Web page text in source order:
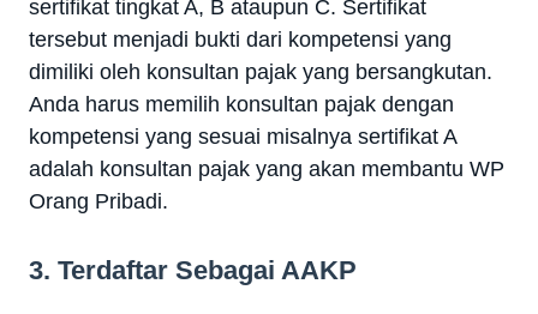
sertifikat tingkat A, B ataupun C. Sertifikat
tersebut menjadi bukti dari kompetensi yang
dimiliki oleh konsultan pajak yang bersangkutan.
Anda harus memilih konsultan pajak dengan
kompetensi yang sesuai misalnya sertifikat A
adalah konsultan pajak yang akan membantu WP
Orang Pribadi.
3. Terdaftar Sebagai AAKP